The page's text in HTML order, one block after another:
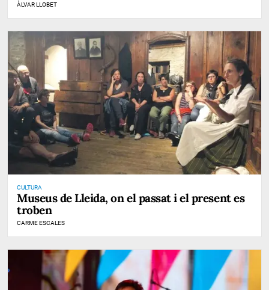
ÀLVAR LLOBET
CULTURA
Museus de Lleida, on el passat i el present es
troben
CARME ESCALES